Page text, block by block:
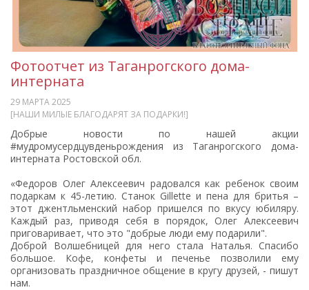
Фотоотчет из Таганрогского дома-
интерната
29 МАРТА 2025
[НАШИ МИЛЫЕ БЛАГОДАРЯТ ЗА ПОДАРКИ!]
Добрые новости по нашей акции
#мудромусердцувденьрождения из Таганрогского дома-
интерната Ростовской обл.
«Федоров Олег Алексеевич радовался как ребенок своим
подаркам к 45-летию. Станок Gillette и пена для бритья –
этот джентльменский набор пришелся по вкусу юбиляру.
Каждый раз, приводя себя в порядок, Олег Алексеевич
приговаривает, что это "добрые люди ему подарили".
Доброй Волшебницей для него стала Наталья. Спасибо
большое. Кофе, конфеты и печенье позволили ему
организовать праздничное общение в кругу друзей, - пишут
нам.